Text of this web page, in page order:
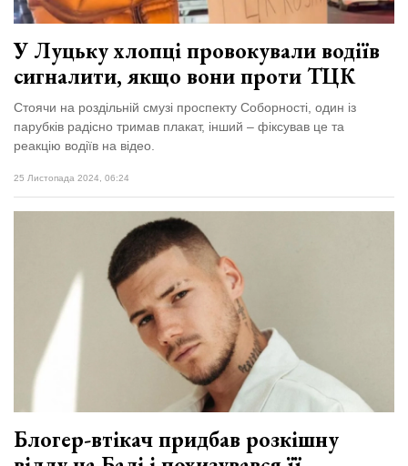
XIX
VolWe...
29 Липня 2026
Гамлет
Зіньківський
залишив у
Луцьку
три...
27 Липня 2026
804 переглядів
Всі розділи
ZONE 18+
Контакти
У Луцьку хлопці провокували водіїв
сигналити, якщо вони проти ТЦК
Стоячи на роздільній смузі проспекту Соборності, один із
парубків радісно тримав плакат, інший – фіксував це та
реакцію водіїв на відео.
25 Листопада 2024, 06:24
Блогер-втікач придбав розкішну